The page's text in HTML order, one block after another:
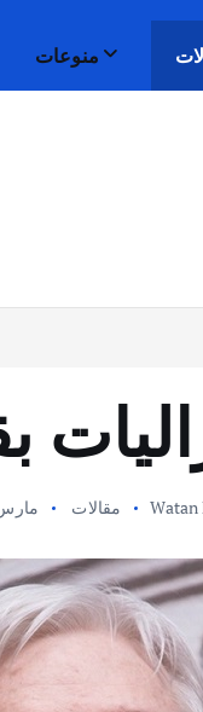
منوعات
Watan مقالات مارس 6,